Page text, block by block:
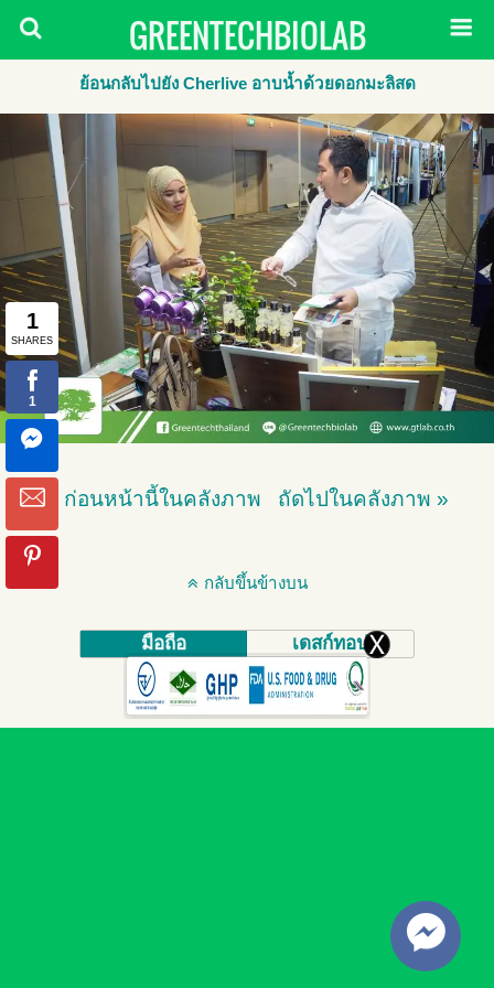
GREENTECHBIOLAB
ย้อนกลับไปยัง Cherlive อาบน้ำด้วยดอกมะลิสด
« ก่อนหน้านี้ในคลังภาพ ถัดไปในคลังภาพ »
กลับขึ้นข้างบน
มือถือ เดสก์ทอป